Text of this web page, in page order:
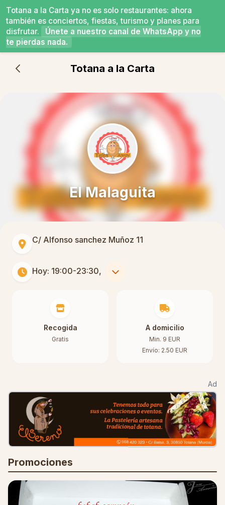
Totana a la Carta ya no es solo restaurantes: ahora
también es conciertos, fiestas, turismo y planes para
disfrutar.
Únete a nuestro canal de WhatsApp y no
te pierdas nada.
Totana a la Carta
El Malaguita
C/ Alfonso sanchez Muñoz 11
Hoy: 19:00-23:30,
Recogida
Gratis
A domicilio
Min. 9 EUR
Envío: 2.50 EUR
Ad
Promociones